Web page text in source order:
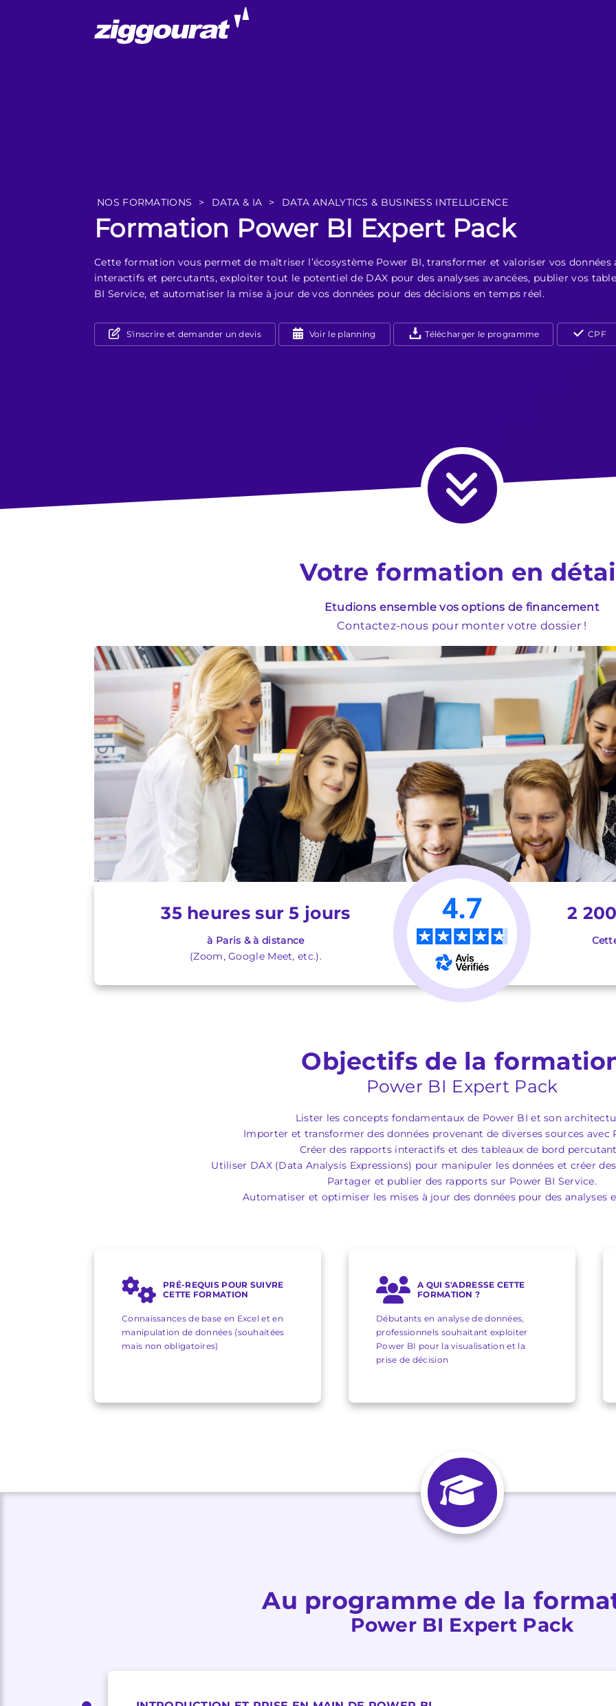
NOS FORMATIONS > DATA & IA > DATA ANALYTICS & BUSINESS INTELLIGENCE
Formation Power BI Expert Pack
Cette formation vous permet de maîtriser l’écosystème Power BI, transformer et valoriser vos données
interactifs et percutants, exploiter tout le potentiel de DAX pour des analyses avancées, publier vos
BI Service, et automatiser la mise à jour de vos données pour des décisions en temps réel.
S'inscrire et demander un devis Voir le planning Télécharger le programme CPF
Votre formation en
Etudions ensemble vos options de financement
Contactez-nous pour monter votre dossier !
35 heures sur 5 jours
à Paris & à distance
(Zoom, Google Meet, etc.).
2
Objectifs de la
Power BI Expert Pack
Lister les concepts fondamentaux de Power BI et son
Importer et transformer des données provenant de diverses sources avec
Créer des rapports interactifs et des tableaux de bord
Utiliser DAX (Data Analysis Expressions) pour manipuler les données et créer
Partager et publier des rapports sur Power BI Service.
Automatiser et optimiser les mises à jour des données pour des analyses
PRÉ-REQUIS POUR SUIVRE
CETTE FORMATION
Connaissances de base en Excel et en
manipulation de données (souhaitées
mais non obligatoires)
A QUI S'ADRESSE CETTE
FORMATION ?
Débutants en analyse de données,
professionnels souhaitant exploiter
Power BI pour la visualisation et la
prise de décision
Au programme de la
Power BI Expert Pack